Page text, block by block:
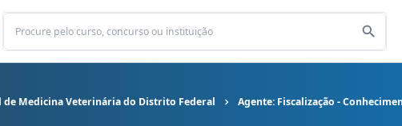
Buscar
de Medicina Veterinária do Distrito Federal Agente: Fiscalização -